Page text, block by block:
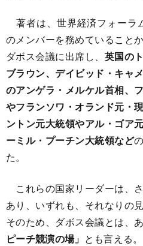
著者は、世界経済フォーラ
のメンバーを務めていること
ダボス会議に出席し、 英国の
ブラウン、デイビッド・キャ
のアンゲラ・メルケル首相、
やフランソワ・オランド元・
ントン元大統領やアル・ゴア
ーミル・プーチン大統領など
た。
これらの国家リーダーは、
あり、いずれも、それなりの
そのため、ダボス会議とは、あ
ピーチ競演の場」 とも言える。